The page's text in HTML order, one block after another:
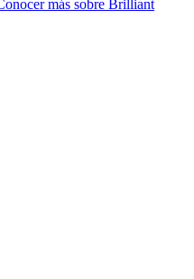
más sobre Brilliant